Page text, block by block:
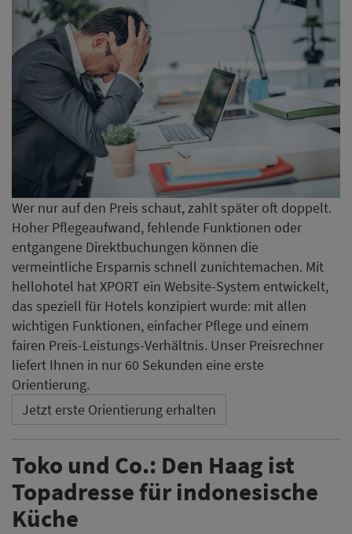
Wer nur auf den Preis schaut, zahlt später oft doppelt.
Hoher Pflegeaufwand, fehlende Funktionen oder
entgangene Direktbuchungen können die
vermeintliche Ersparnis schnell zunichtemachen. Mit
hellohotel hat XPORT ein Website-System entwickelt,
das speziell für Hotels konzipiert wurde: mit allen
wichtigen Funktionen, einfacher Pflege und einem
fairen Preis-Leistungs-Verhältnis. Unser Preisrechner
liefert Ihnen in nur 60 Sekunden eine erste
Orientierung.
Jetzt erste Orientierung erhalten
Toko und Co.: Den Haag ist
Topadresse für indonesische
Küche